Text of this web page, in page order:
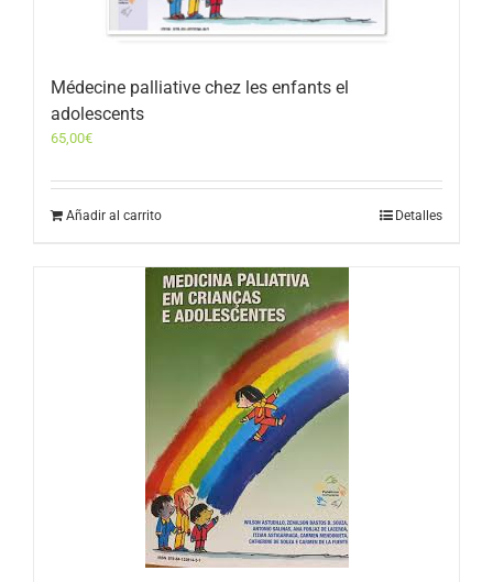
Médecine palliative chez les enfants el
adolescents
65,00€
Añadir al carrito Detalles